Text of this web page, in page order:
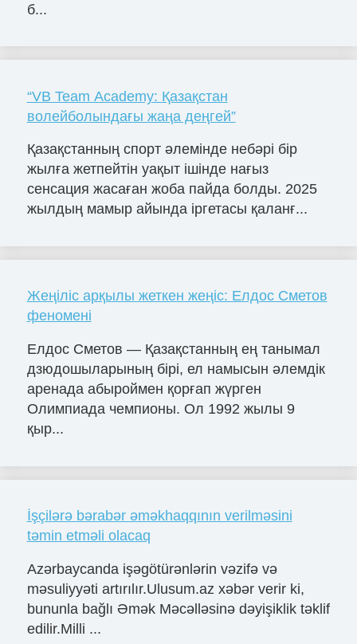
б...
“VB Team Academy: Қазақстан
волейболындағы жаңа деңгей”
Қазақстанның спорт әлемінде небәрі бір
жылға жетпейтін уақыт ішінде нағыз
сенсация жасаған жоба пайда болды. 2025
жылдың мамыр айында іргетасы қаланғ...
Жеңіліс арқылы жеткен жеңіс: Елдос Сметов
феномені
Елдос Сметов — Қазақстанның ең танымал
дзюдошыларының бірі, ел намысын әлемдік
аренада абыроймен қорғап жүрген
Олимпиада чемпионы. Ол 1992 жылы 9
қыр...
İşçilərə bərabər əməkhaqqının verilməsini
təmin etməli olacaq
Azərbaycanda işəgötürənlərin vəzifə və
məsuliyyəti artırılır.Ulusum.az xəbər verir ki,
bununla bağlı Əmək Məcəlləsinə dəyişiklik təklif
edilir.Milli ...